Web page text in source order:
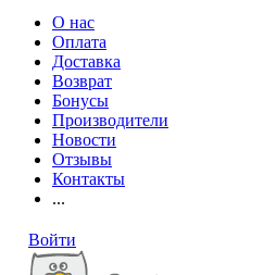
О нас
Оплата
Доставка
Возврат
Бонусы
Производители
Новости
Отзывы
Контакты
...
Войти